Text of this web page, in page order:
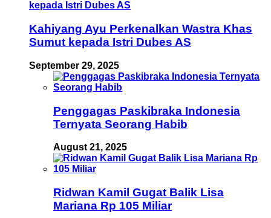
Kahiyang Ayu Perkenalkan Wastra Khas
Sumut kepada Istri Dubes AS
September 29, 2025
Penggagas Paskibraka Indonesia
Ternyata Seorang Habib
August 21, 2025
Ridwan Kamil Gugat Balik Lisa
Mariana Rp 105 Miliar